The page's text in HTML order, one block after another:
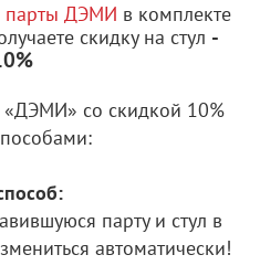
парты ДЭМИ в комплекте
скидку на стул -
«ДЭМИ» со скидкой 10%
парту и стул в
автоматически!